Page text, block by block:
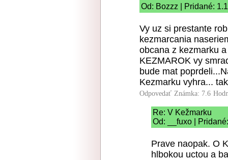
Od: Bozzz | Pridané:
Vy uz si prestante
kezmarcania
obcana z kezmarku
KEZMAROK vy
bude mat
Kezmarku vyhra...
Odpovedať Známka: 7.6
Re: V Kežmarku
Od: __fuxo |
Prave naopak. O
hlbokou uctou a